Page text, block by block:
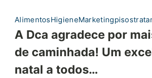
AlimentosHigieneMarketingpisos
A Dca agradece por
de caminhada! Um
natal a todos…